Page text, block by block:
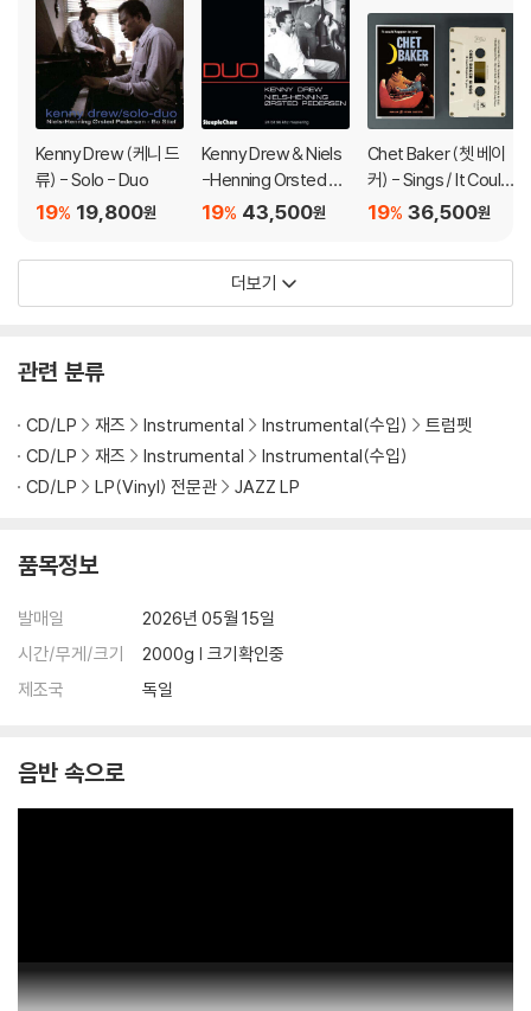
Kenny Drew (케니 드
류) - Solo - Duo
19,800원
19%
Kenny Drew & Niels
-Henning Orsted Pe
dersen (케니 드류 &
데르센) - Duo/Duo2
43,500원
19%
Chet Baker (쳇 베이
커) - Sings / It Could
Happen To You [카
36,500원
19%
더보기
관련 분류
CD/LP 재즈 Instrumental Instrumental(수입)
트럼펫
CD/LP
재즈 Instrumental
Instrumental(수입)
CD/LP
LP(Vinyl) 전문관 JAZZ LP
품목정보
발매일
2026년 05월 15일
시간/무게/크기
2000g | 크기확인중
제조국
독일
음반 속으로